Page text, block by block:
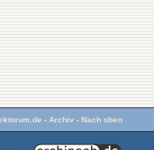
- Archiv - Nach oben